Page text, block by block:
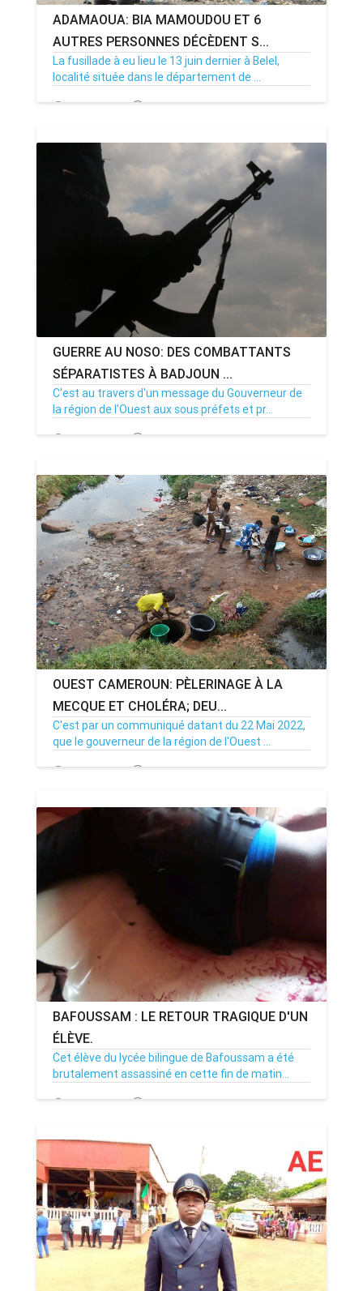
ADAMAOUA: BIA MAMOUDOU ET 6
AUTRES PERSONNES DÉCÈDENT S...
La fusillade à eu lieu le 13 juin dernier à Belel,
localité située dans le département de ...
17/06/22 Par MenouActu 0
GUERRE AU NOSO: DES COMBATTANTS
SÉPARATISTES À BADJOUN ...
C'est au travers d'un message du Gouverneur de
la région de l'Ouest aux sous préfets et pr...
11/06/22 Par MenouActu 0
OUEST CAMEROUN: PÈLERINAGE À LA
MECQUE ET CHOLÉRA; DEU...
C'est par un communiqué datant du 22 Mai 2022,
que le gouverneur de la région de l'Ouest ...
23/05/22 Par MenouActu 0
BAFOUSSAM : LE RETOUR TRAGIQUE D'UN
ÉLÈVE.
Cet élève du lycée bilingue de Bafoussam a été
brutalement assassiné en cette fin de matin...
10/05/22 Par MenouActu 2